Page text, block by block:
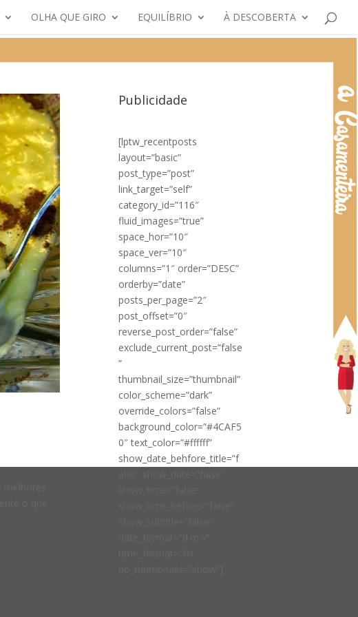
OLHA QUE GIRO EQUILÍBRIO À DESCOBERTA
Publicidade
[lptw_recentposts
layout=”basic”
post_type=”post”
link_target=”self”
category_id=”116″
fluid_images=”true”
space_hor=”10″
space_ver=”10″
columns=”1″ order=”DESC”
orderby=”date”
posts_per_page=”2″
post_offset=”0″
reverse_post_order=”false”
exclude_current_post=”false
”
thumbnail_size=”thumbnail”
color_scheme=”dark”
override_colors=”false”
background_color=”#4CAF5
0″ text_color=”#ffffff”
show_date_behfore_title=”f